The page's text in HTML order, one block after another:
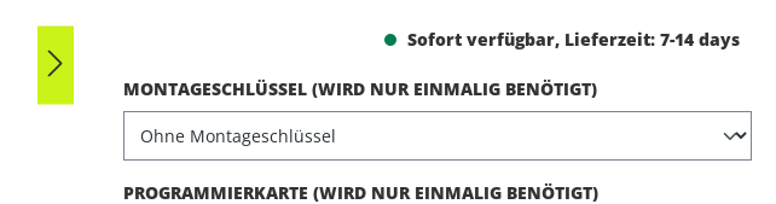
Sofort verfügbar, Lieferzeit: 7-14 days
MONTAGESCHLÜSSEL (WIRD NUR EINMALIG BENÖTIGT)AUSWÄHLEN
PROGRAMMIERKARTE (WIRD NUR EINMALIG BENÖTIGT)AUSWÄHLEN